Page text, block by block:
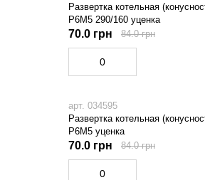
Развертка котельная
Р6М5 290/160 уценка
70.0 грн 84.0 грн
арт. 034595
Развертка котельная
Р6М5 уценка
70.0 грн 84.0 грн